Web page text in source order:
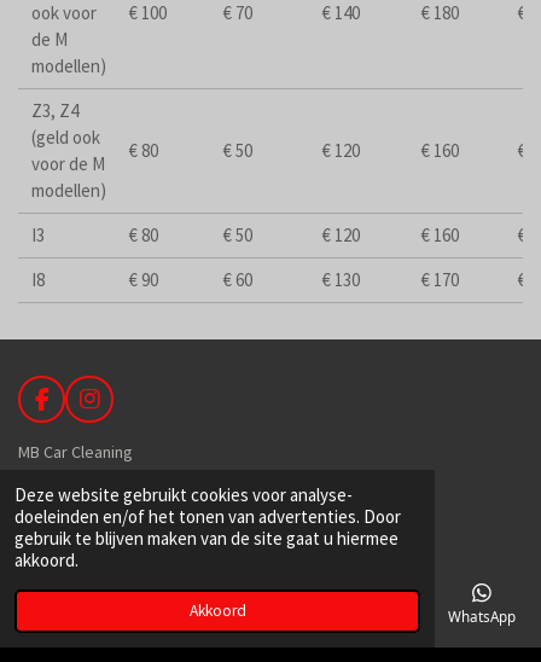
Deze website gebruikt cookies voor analyse-
doeleinden en/of het tonen van advertenties. Door
gebruik te blijven maken van de site gaat u hiermee
akkoord.
Akkoord
ook voor
de M
modellen)
€ 100 € 70 € 140 € 180 €
Z3, Z4
(geld ook
voor de M
modellen)
€ 80 € 50 € 120 € 160 €
I3 € 80 € 50 € 120 € 160
€
I8
€ 90 € 60 € 130 € 170 €
F
a
c
b
o
o
k
I
n
s
a
g
r
MB Car Cleaning
De Hoek 89
1601 MR Enkhuizen
Telefoonnummer WhatsApp